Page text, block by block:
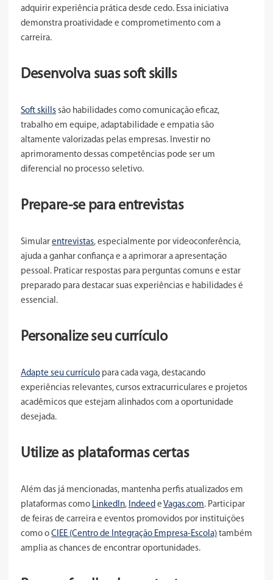
adquirir experiência prática desde cedo. Essa iniciativa
demonstra proatividade e comprometimento com a
carreira.
Desenvolva suas soft skills
Soft skills são habilidades como comunicação eficaz,
trabalho em equipe, adaptabilidade e empatia são
altamente valorizadas pelas empresas. Investir no
aprimoramento dessas competências pode ser um
diferencial no processo seletivo.
Prepare-se para entrevistas
Simular entrevistas, especialmente por videoconferência,
ajuda a ganhar confiança e a aprimorar a apresentação
pessoal. Praticar respostas para perguntas comuns e estar
preparado para destacar suas experiências e habilidades é
essencial.
Personalize seu currículo
Adapte seu currículo para cada vaga, destacando
experiências relevantes, cursos extracurriculares e projetos
acadêmicos que estejam alinhados com a oportunidade
desejada.
Utilize as plataformas certas
Além das já mencionadas, mantenha perfis atualizados em
plataformas como LinkedIn, Indeed e Vagas.com. Participar
de feiras de carreira e eventos promovidos por instituições
como o CIEE (Centro de Integração Empresa-Escola) também
amplia as chances de encontrar oportunidades.